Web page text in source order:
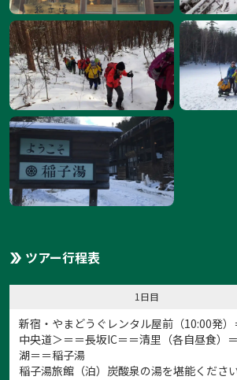
ツアー行程表
1日目
新宿・やまどうぐレンタル屋前（10:00発）
中央道＞＝＝長坂IC＝＝清里（各自昼食）
湖＝＝稲子湯
稲子湯旅館（泊）炭酸泉の湯を堪能くださ